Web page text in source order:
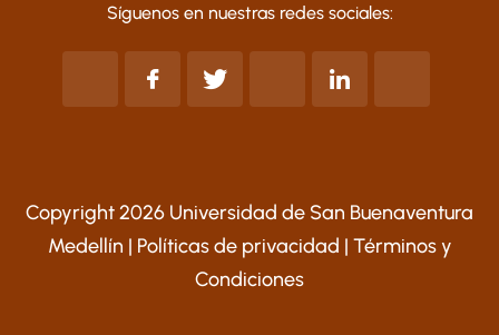
Síguenos en nuestras redes sociales:
Copyright 2026 Universidad de San Buenaventura
Medellín | Políticas de privacidad | Términos y
Condiciones